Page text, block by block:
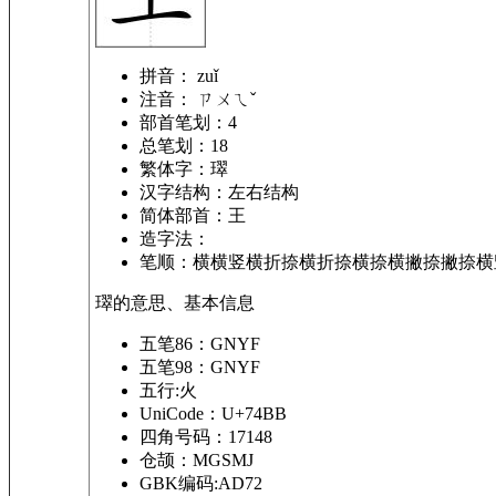
拼音：
zuǐ
注音：
ㄗㄨㄟˇ
部首笔划： 4
总笔划： 18
繁体字： 璻
汉字结构： 左右结构
简体部首： 王
造字法：
笔顺： 横横竖横折捺横折捺横捺横撇捺撇捺
璻的意思、基本信息
五笔86：GNYF
五笔98：GNYF
五行:火
UniCode：U+74BB
四角号码：17148
仓颉：MGSMJ
GBK编码:AD72